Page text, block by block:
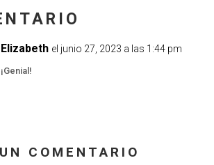
Elizabeth el junio 27, 2023 a las 1:44 pm
¡Genial!
COMENTARIO